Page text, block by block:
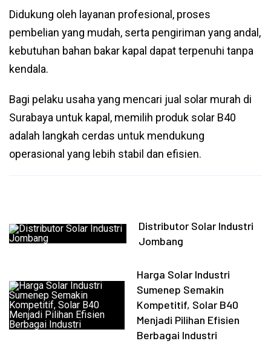
Didukung oleh layanan profesional, proses
pembelian yang mudah, serta pengiriman yang andal,
kebutuhan bahan bakar kapal dapat terpenuhi tanpa
kendala.
Bagi pelaku usaha yang mencari jual solar murah di
Surabaya untuk kapal, memilih produk solar B40
adalah langkah cerdas untuk mendukung
operasional yang lebih stabil dan efisien.
Distributor Solar Industri
Jombang
Harga Solar Industri
Sumenep Semakin
Kompetitif, Solar B40
Menjadi Pilihan Efisien
Berbagai Industri